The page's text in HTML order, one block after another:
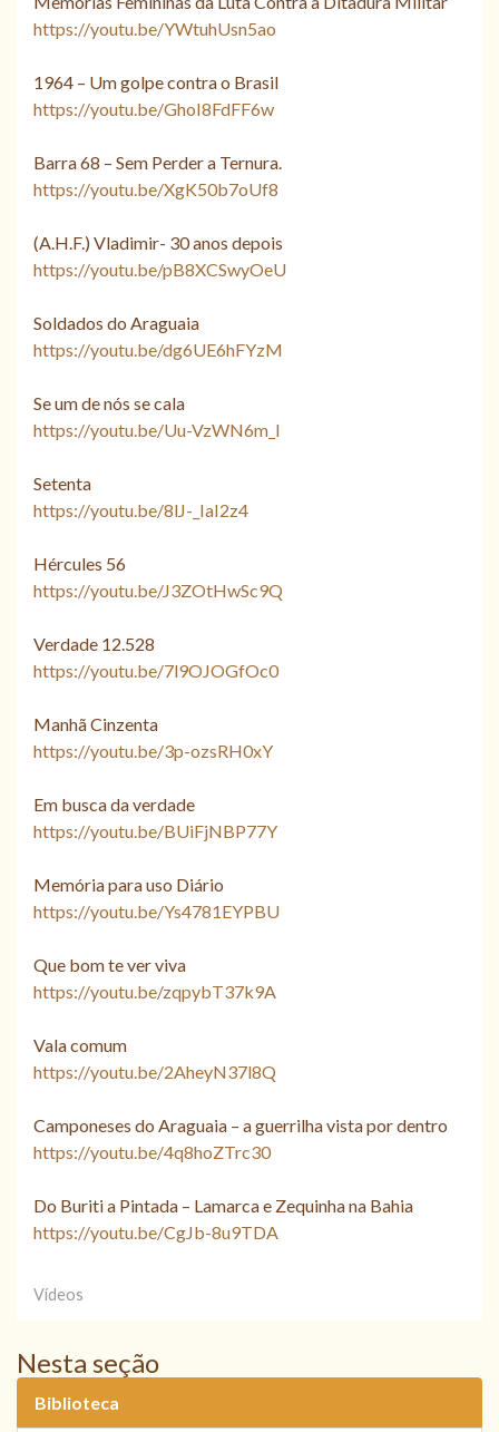
https://youtu.be/YWtuhUsn5ao
1964 – Um golpe contra o Brasil
https://youtu.be/GhoI8FdFF6w
Barra 68 – Sem Perder a Ternura.
https://youtu.be/XgK50b7oUf8
(A.H.F.) Vladimir- 30 anos depois
https://youtu.be/pB8XCSwyOeU
Soldados do Araguaia
https://youtu.be/dg6UE6hFYzM
Se um de nós se cala
https://youtu.be/Uu-VzWN6m_I
Setenta
https://youtu.be/8lJ-_IaI2z4
Hércules 56
https://youtu.be/J3ZOtHwSc9Q
Verdade 12.528
https://youtu.be/7l9OJOGfOc0
Manhã Cinzenta
https://youtu.be/3p-ozsRH0xY
Em busca da verdade
https://youtu.be/BUiFjNBP77Y
Memória para uso Diário
https://youtu.be/Ys4781EYPBU
Que bom te ver viva
https://youtu.be/zqpybT37k9A
Vala comum
https://youtu.be/2AheyN37l8Q
Camponeses do Araguaia – a guerrilha vista por dentro
https://youtu.be/4q8hoZTrc30
Do Buriti a Pintada – Lamarca e Zequinha na Bahia
https://youtu.be/CgJb-8u9TDA
Vídeos
Nesta seção
Biblioteca